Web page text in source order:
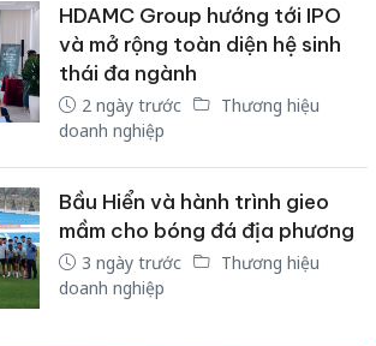
HDAMC Group hướng tới IPO
và mở rộng toàn diện hệ sinh
thái đa ngành
2 ngày trước
Thương hiệu
doanh nghiệp
Bầu Hiển và hành trình gieo
mầm cho bóng đá địa phương
3 ngày trước
Thương hiệu
doanh nghiệp